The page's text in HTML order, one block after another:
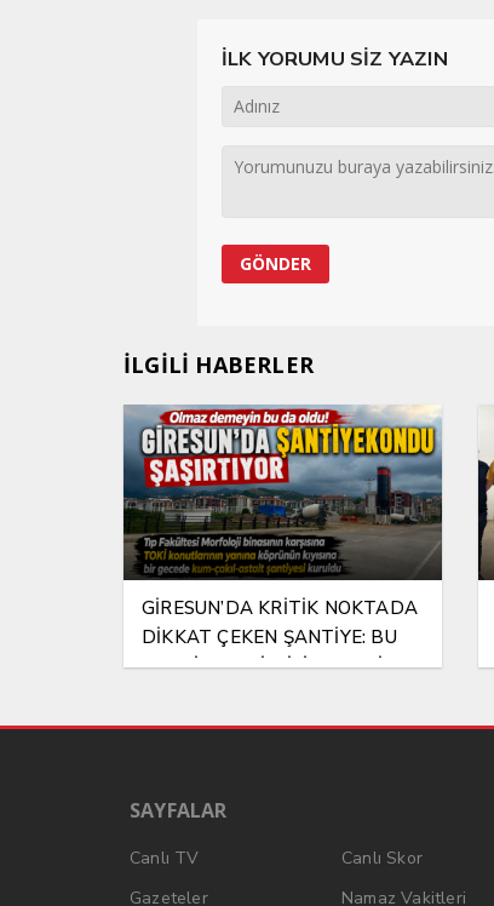
İLK YORUMU SİZ YAZIN
İLGİLİ HABERLER
GİRESUN’DA KRİTİK NOKTADA
DİKKAT ÇEKEN ŞANTİYE: BU
ŞANTİYEYE KİM İZİN VERDİ?
SAYFALAR
Canlı TV
Canlı Skor
Gazeteler
Namaz Vakitleri